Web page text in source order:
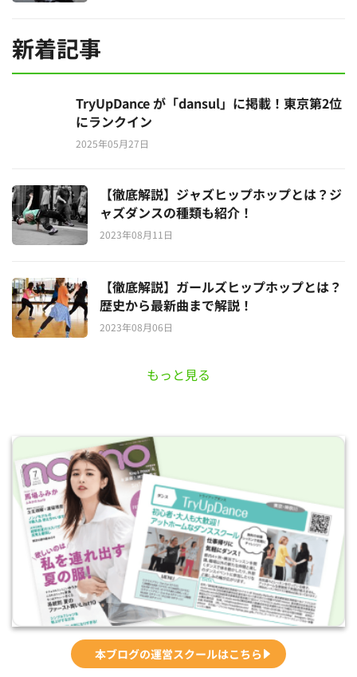
新着記事
TryUpDance が「dansul」に掲載！東京第2位
にランクイン
2025年05月27日
【徹底解説】ジャズヒップホップとは？ジ
ャズダンスの種類も紹介！
2023年08月11日
【徹底解説】ガールズヒップホップとは？
歴史から最新曲まで解説！
2023年08月06日
もっと見る
本ブログの運営スクールはこちら